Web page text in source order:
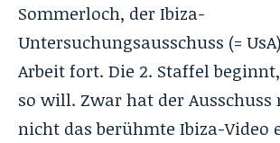
Sommerloch, der Ibiza-
Untersuchungsausschuss (=
Arbeit fort. Die 2. Staffel
so will. Zwar hat der Ausschuss
nicht das berühmte Ibiza-Video